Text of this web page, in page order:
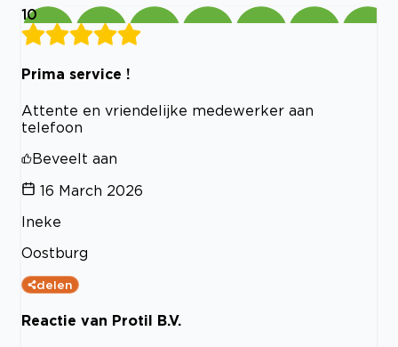
10
Prima service !
Attente en vriendelijke medewerker aan
telefoon
Beveelt aan
16 March 2026
Ineke
Oostburg
delen
Reactie van Protil B.V.